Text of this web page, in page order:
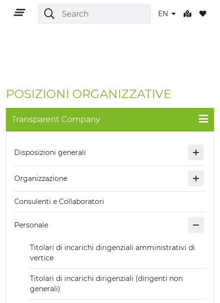
EN
OUTDOOR
CULTURE
EXPERIENCES
EVENTS
OFFERTE
RECEPTION
POSIZIONI ORGANIZZATIVE
Transparent Company
Disposizioni generali
Organizzazione
Consulenti e Collaboratori
Personale
Titolari di incarichi dirigenziali amministrativi di
vertice
Titolari di incarichi dirigenziali (dirigenti non
generali)